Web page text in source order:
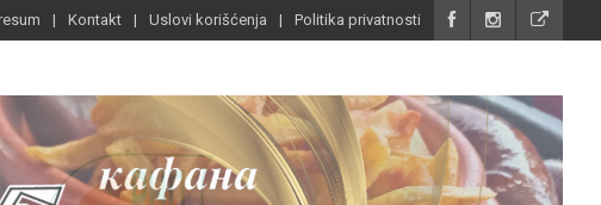
Kontakt Uslovi korišćenja Politika privatnosti